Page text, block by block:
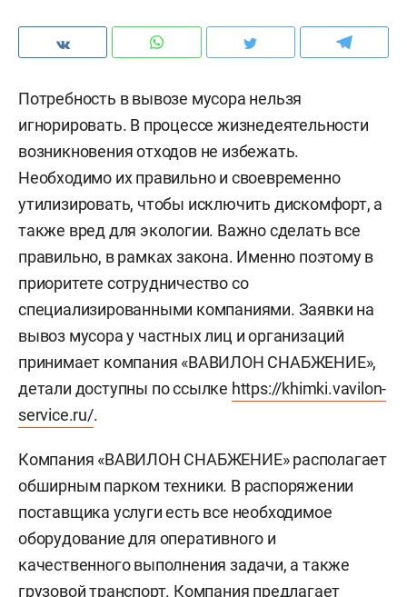
Потребность в вывозе мусора нельзя
игнорировать. В процессе жизнедеятельности
возникновения отходов не избежать.
Необходимо их правильно и своевременно
утилизировать, чтобы исключить дискомфорт, а
также вред для экологии. Важно сделать все
правильно, в рамках закона. Именно поэтому в
приоритете сотрудничество со
специализированными компаниями. Заявки на
вывоз мусора у частных лиц и организаций
принимает компания «ВАВИЛОН СНАБЖЕНИЕ»,
детали доступны по ссылке https://khimki.vavilon-
service.ru/.
Компания «ВАВИЛОН СНАБЖЕНИЕ» располагает
обширным парком техники. В распоряжении
поставщика услуги есть все необходимое
оборудование для оперативного и
качественного выполнения задачи, а также
грузовой транспорт. Компания предлагает